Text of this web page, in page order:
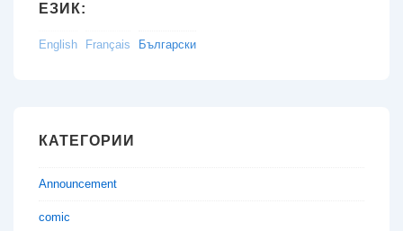
ЕЗИК:
English Français Български
КАТЕГОРИИ
Announcement
comic